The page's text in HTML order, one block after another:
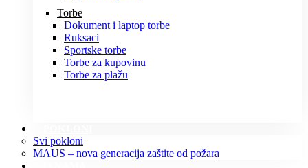
Torbe
Dokument i laptop torbe
Ruksaci
Sportske torbe
Torbe za kupovinu
Torbe za plažu
Svi pokloni
MAUS – nova generacija zaštite od požara